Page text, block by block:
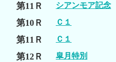
第11Ｒ シアンモア記念
第10Ｒ Ｃ１
第11Ｒ Ｃ１
第12Ｒ 皐月特別